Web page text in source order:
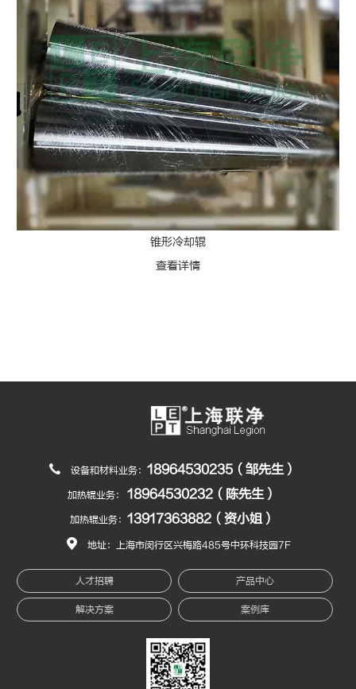
锥形冷却辊
查看详情
设备和材料业务： 18964530235（邹先生）
加热辊业务： 18964530232（陈先生）
加热辊业务： 13917363882（资小姐）
地址：上海市闵行区兴梅路485号中环科技园7F
人才招聘 产品中心
解决方案 案例库